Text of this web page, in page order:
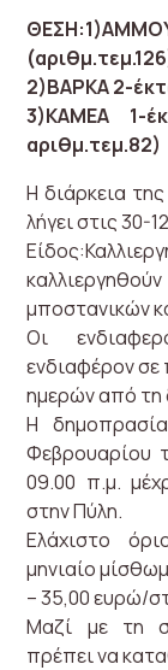
2)ΒΑΡΚΑ 2-
3)ΚΑΜΕΑ 1-
αριθμ.τεμ.82)
Η διάρκεια
λήγει στις 30-
μποστανικών
Οι
ενδιαφέρον
ημερών από τη
Η
Φεβρουαρίου
09.00 π.μ.
στην Πύλη.
Ελάχιστο
μηνιαίο
– 35,00 ευρώ/
Μαζί με τη
πρέπει να